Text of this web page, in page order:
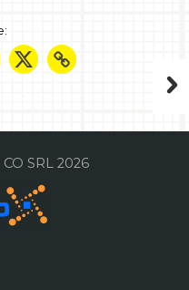
SRL 2026